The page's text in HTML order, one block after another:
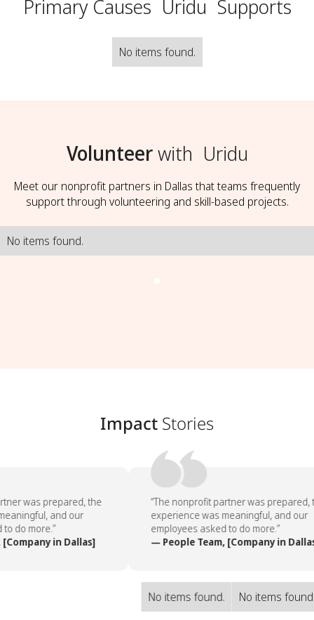
Primary Causes Uridu Supports
No items found.
Volunteerwith Uridu
Meet our nonprofit partners in Dallas that teams frequently
support through volunteering and skill-based projects.
No items found.
Impact Stories
was prepared, the
and our
do more.”
in Dallas]
“The nonprofit partner was prepared,
experience was meaningful, and our
employees asked to do more.”
— People Team, [Company in
No items found. No items